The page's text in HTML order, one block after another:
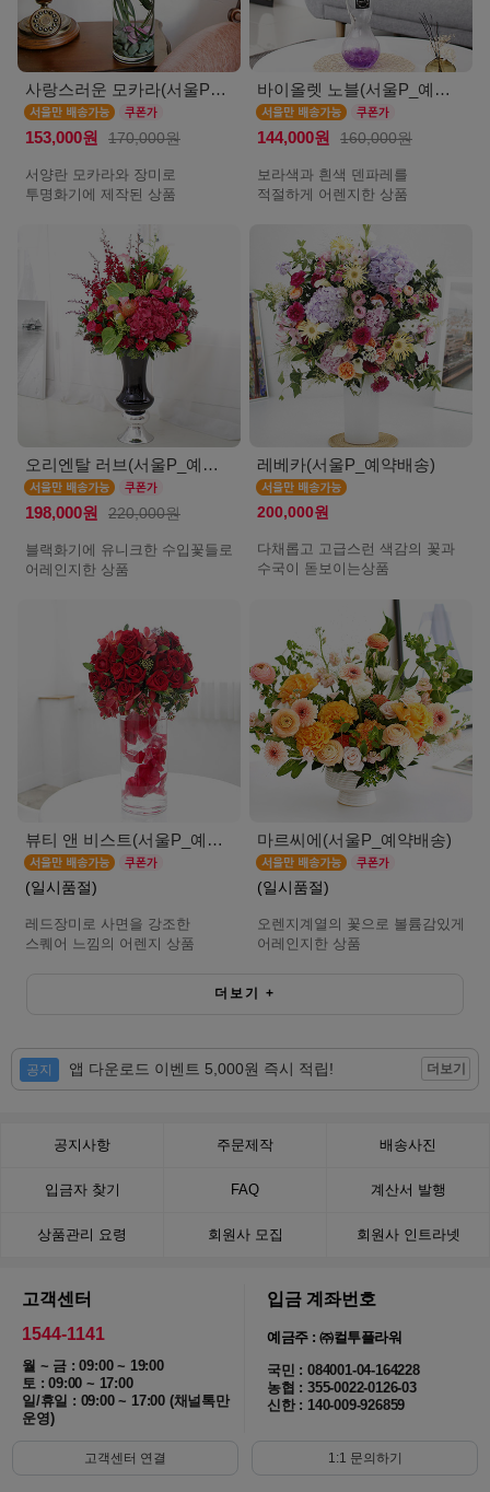
사랑스러운 모카라(서울P_예약배송)
153,000원 170,000원
서양란 모카라와 장미로
투명화기에 제작된 상품
바이올렛 노블(서울P_예약배송)
144,000원 160,000원
보라색과 흰색 덴파레를
적절하게 어렌지한 상품
오리엔탈 러브(서울P_예약배송)
198,000원 220,000원
블랙화기에 유니크한 수입꽃들로
어레인지한 상품
레베카(서울P_예약배송)
200,000원
다채롭고 고급스런 색감의 꽃과
수국이 돋보이는상품
뷰티 앤 비스트(서울P_예약배송)
(일시품절)
레드장미로 사면을 강조한
스퀘어 느낌의 어렌지 상품
마르씨에(서울P_예약배송)
(일시품절)
오렌지계열의 꽃으로 볼륨감있게
어레인지한 상품
더보기 +
공지 앱 다운로드 이벤트 5,000원 즉시 적립! 더보기
공지사항 주문제작 배송사진
입금자 찾기 FAQ 계산서 발행
상품관리 요령 회원사 모집 회원사 인트라넷
고객센터
1544-1141
월 ~ 금 : 09:00 ~ 19:00
토 : 09:00 ~ 17:00
일/휴일 : 09:00 ~ 17:00 (채널톡만
운영)
입금 계좌번호
예금주 : ㈜컬투플라워
국민 : 084001-04-164228
농협 : 355-0022-0126-03
신한 : 140-009-926859
고객센터 연결 1:1 문의하기